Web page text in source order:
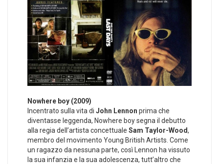
Nowhere boy (2009)
Incentrato sulla vita di John Lennon prima che
diventasse leggenda, Nowhere boy segna il debutto
alla regia dell’artista concettuale Sam Taylor-Wood,
membro del movimento Young British Artists. Come
un ragazzo da nessuna parte, così Lennon ha vissuto
la sua infanzia e la sua adolescenza, tutt’altro che